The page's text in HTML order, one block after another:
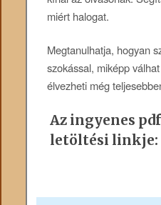
miért halogat.
Megtanulhatja, hogyan
szokással, miképp
élvezheti még
Az ingyenes
letöltési linkje: